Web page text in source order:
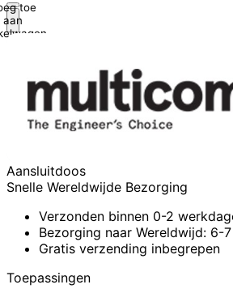
toe
aan
Aansluitdoos
Snelle Wereldwijde Bezorging
Verzonden binnen 0-2
Bezorging naar Wereldwijd: 6-
Gratis verzending inbegrepen
Toepassingen